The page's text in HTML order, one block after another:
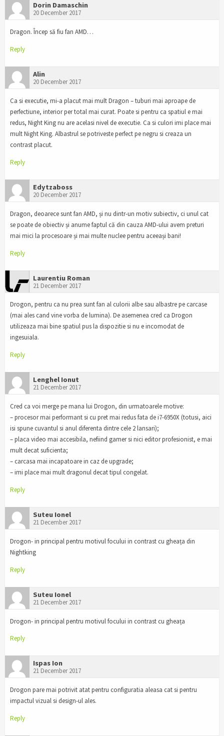
Dorin Damaschin
20 December 2017
Dragon. Încep să fiu fan AMD…
Reply
Alin
20 December 2017
Ca si executie, mi-a placut mai mult Dragon – tuburi mai aproape de
perfectiune, interior per total mai curat. Poate si pentru ca spatiul e mai
redus, Night King nu are acelasi nivel de executie. Ca si culori imi place mai
mult Night King. Albastrul se potriveste perfect pe negru si creaza un
contrast placut.
Reply
Edytzaboss
20 December 2017
Dragon, deoarece sunt fan AMD, și nu dintr-un motiv subiectiv, ci unul cat
se poate de obiectiv și anume faptul că din cauza AMD-ului avem preturi
mai mici la procesoare și mai multe nuclee pentru aceeași bani!
Reply
Laurentiu Roman
21 December 2017
Drogon, pentru ca nu prea sunt fan al culorii albe sau albastre pe carcase
(mai ales cand vine vorba de lumina). De asemenea cred ca Drogon
utilizeaza mai bine spatiul pus la dispozitie si nu e incomodat de
ingesuiala.
Reply
Lenghel Ionut
21 December 2017
Cred ca voi merge pe mana lui Drogon, din urmatoarele motive:
– procesor mai performant si cu pret mai redus fata de i7-6950X (totusi, aici
isi spune cuvantul si anul diferenta dintre cele 2 lansari);
– placa video mai accesibila, nefiind gamer si nici editor profesionist, e mai
mult decat suficienta;
– carcasa mai incapatoare in caz de upgrade;
– imi place mai mult dragonul decat tipul congelat.
Reply
Suteu Ionel
21 December 2017
Drogon- in principal pentru motivul focului in contrast cu gheața din
Nightking
Reply
Suteu Ionel
21 December 2017
Drogon- in principal pentru motivul focului in contrast cu gheața
Reply
Ispas Ion
21 December 2017
Drogon pare mai potrivit atat pentru configuratia aleasa cat si pentru
impactul vizual si design-ul ales.
Reply